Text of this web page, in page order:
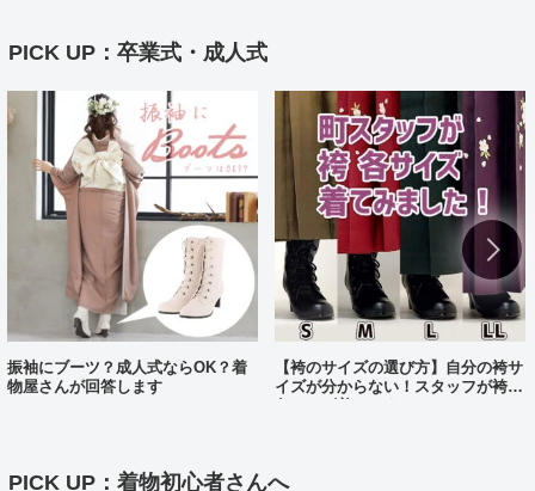
PICK UP：卒業式・成人式
振袖にブーツ？成人式ならOK？着
物屋さんが回答します
【袴のサイズの選び方】自分の袴サ
イズが分からない！スタッフが袴、
PICK UP：着物初心者さんへ